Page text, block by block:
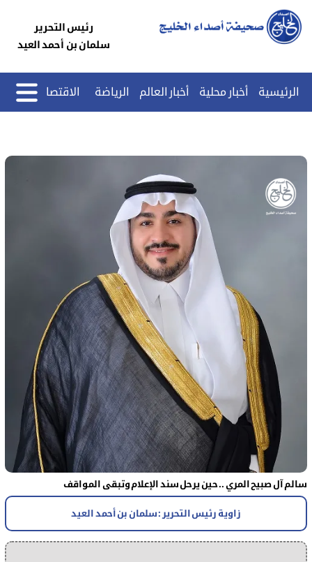
رئيس التحرير
سلمان بن أحمد العيد
الرئيسية أخبار محلية أخبار العالم الرياضة الاقتصاد
سالم آل صبيح المري .. حين يرحل سند الإعلام وتبقى المواقف
زاوية رئيس التحرير : سلمان بن أحمد العيد